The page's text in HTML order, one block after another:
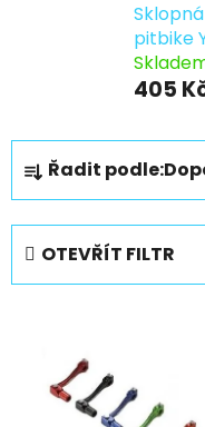
pitbike
405
Ř
a
z
e
n
Řadit podle:
OTEVŘÍT FILTR